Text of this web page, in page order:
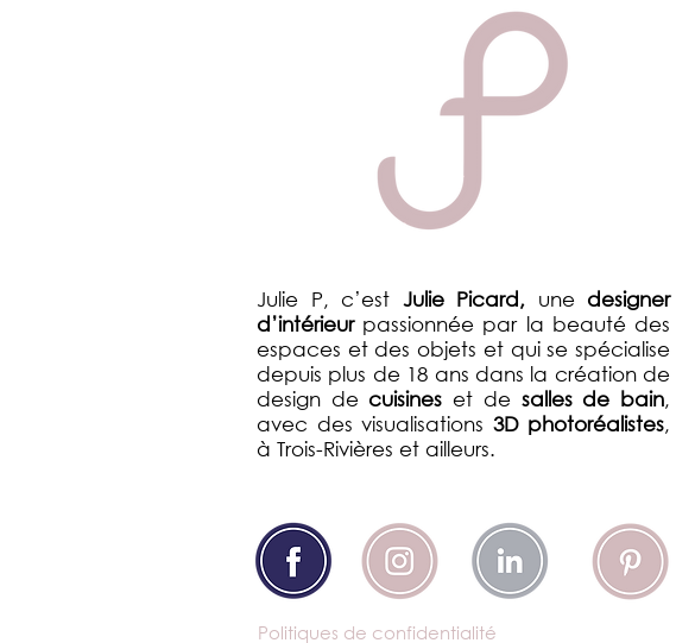
Julie P, c’est Julie Picard, une designer
d’intérieurpassionnée par la beauté des
espaces et des objets et qui se spécialise
depuis plus de 18 ans dans la création de
design de cuisines et de salles de bain,
avec des visualisations 3D photoréalistes,
à Trois-Rivières et ailleurs.
Politiques de confidentialité